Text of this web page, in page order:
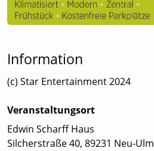
Information
(c) Star Entertainment 2024
Veranstaltungsort
Edwin Scharff Haus
Silcherstraße 40, 89231 Neu-Ulm